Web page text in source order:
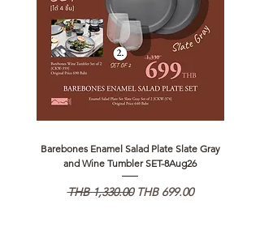
Barebones Enamel Salad Plate Slate Gray
and Wine Tumbler SET-8Aug26
通常価格
THB 1,330.00 セール価格
THB 699.00